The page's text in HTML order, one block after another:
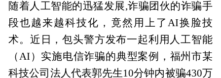
随着人工智能的迅猛发展,诈骗团伙的诈骗手
段也越来越科技化，竟然用上了AI换脸技
术。近日，包头警方发布一起利用人工智能
（AI）实施电信诈骗的典型案例，福州市某
科技公司法人代表郭先生10分钟内被骗430万